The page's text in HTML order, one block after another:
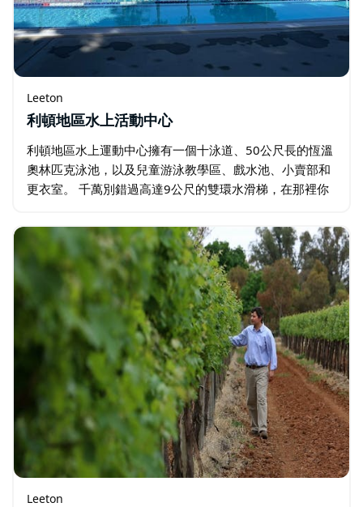
Leeton
利頓地區水上活動中心
利頓地區水上運動中心擁有一個十泳道、50公尺長的恆溫
奧林匹克泳池，以及兒童游泳教學區、戲水池、小賣部和
更衣室。 千萬別錯過高達9公尺的雙環水滑梯，在那裡你
餐午餐，或使用燒烤設施。…
Leeton